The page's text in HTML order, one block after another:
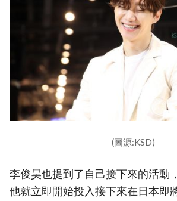
(圖源:KSD)
李俊昊也提到了自己接下來的活動
他就立即開始投入接下來在日本即